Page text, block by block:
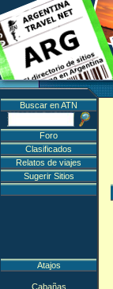
Buscar en ATN
Foro
Clasificados
Relatos de viajes
Sugerir Sitios
Atajos
Cabañas